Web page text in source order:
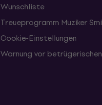
Wunschliste
Treueprogramm Muziker
Cookie-Einstellungen
Warnung vor